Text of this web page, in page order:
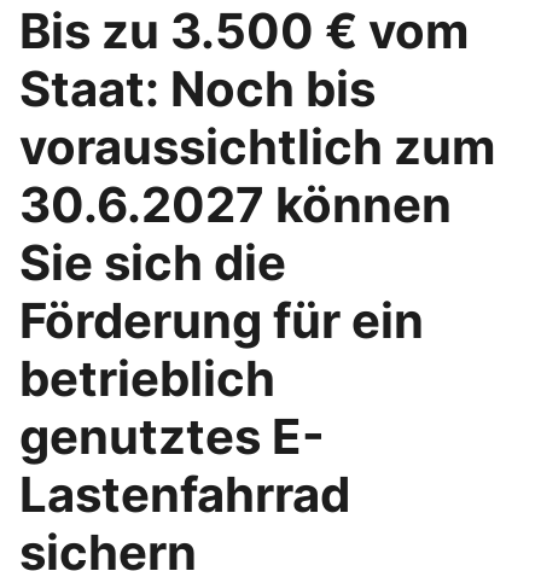
Bis zu 3.500 € vom
Staat: Noch bis
voraussichtlich zum
30.6.2027 können
Sie sich die
Förderung für ein
betrieblich
genutztes E-
Lastenfahrrad
sichern